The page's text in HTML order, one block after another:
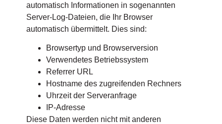
automatisch Informationen in sogenannten
Server-Log-Dateien, die Ihr Browser
automatisch übermittelt. Dies sind:
Browsertyp und Browserversion
Verwendetes Betriebssystem
Referrer URL
Hostname des zugreifenden Rechners
Uhrzeit der Serveranfrage
IP-Adresse
Diese Daten werden nicht mit anderen